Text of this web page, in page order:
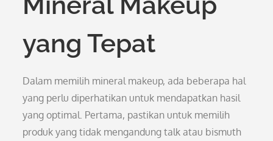
yang Tepat
Dalam memilih mineral makeup, ada beberapa hal
yang perlu diperhatikan untuk mendapatkan hasil
yang optimal. Pertama, pastikan untuk memilih
produk yang tidak mengandung talk atau bismuth